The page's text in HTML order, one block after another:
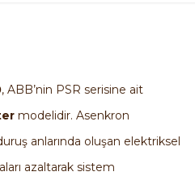
, ABB’nin PSR serisine ait
modelidir. Asenkron
anlarında oluşan elektriksel
azaltarak sistem